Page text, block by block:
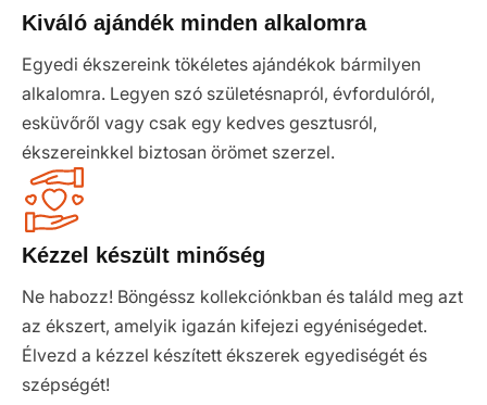
Kiváló ajándék minden alkalomra
Egyedi ékszereink tökéletes ajándékok bármilyen
alkalomra. Legyen szó születésnapról, évfordulóról,
esküvőről vagy csak egy kedves gesztusról,
ékszereinkkel biztosan örömet szerzel.
Kézzel készült minőség
Ne habozz! Böngéssz kollekciónkban és találd meg azt
az ékszert, amelyik igazán kifejezi egyéniségedet.
Élvezd a kézzel készített ékszerek egyediségét és
szépségét!